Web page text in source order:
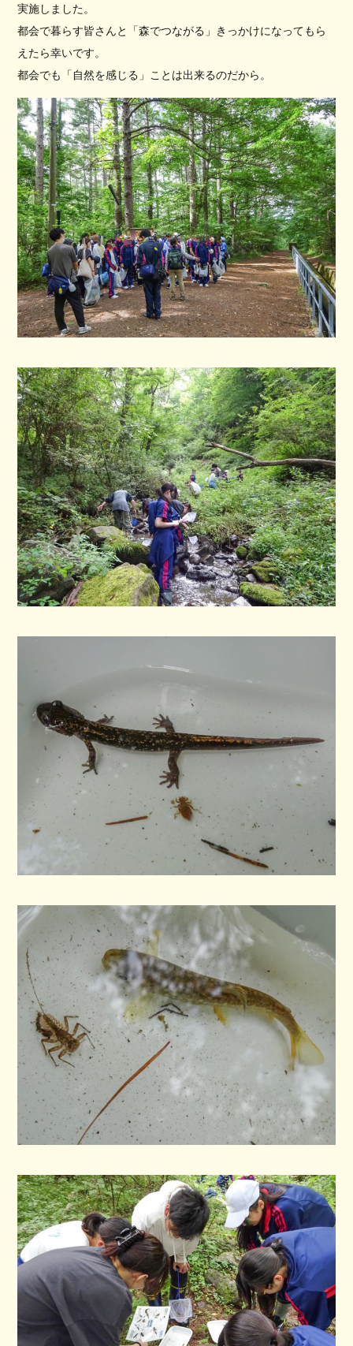
実施しました。
都会で暮らす皆さんと「森でつながる」きっかけになってもら
えたら幸いです。
都会でも「自然を感じる」ことは出来るのだから。